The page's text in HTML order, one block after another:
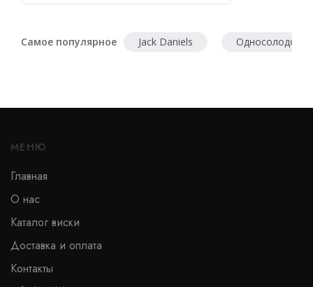
Самое популярное Jack Daniels
МЕНЮ
Главная
О нас
Каталог виски
Доставка и оплата
Контакты
Ирландия
Тип